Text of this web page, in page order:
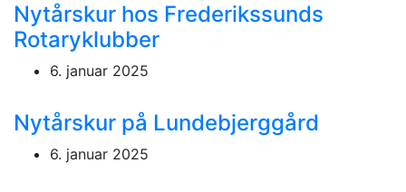
Nytårskur hos Frederikssunds
Rotaryklubber
6. januar 2025
Nytårskur på Lundebjerggård
6. januar 2025